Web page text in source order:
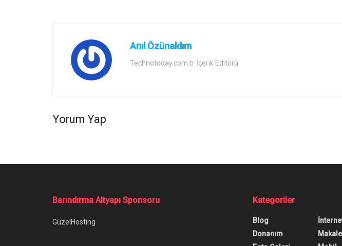
Anıl Özünaldım
Technotoday.com.tr İçerik Editörü
Yorum Yap
Ana Sayfa/GTA 6 Görüntülerini Sızdıran Hacker Yargılanmayacak